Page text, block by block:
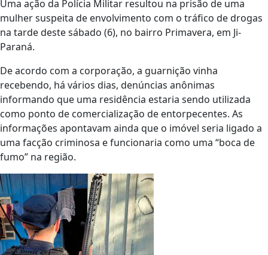
Uma ação da Polícia Militar resultou na prisão de uma
mulher suspeita de envolvimento com o tráfico de drogas
na tarde deste sábado (6), no bairro Primavera, em Ji-
Paraná.
De acordo com a corporação, a guarnição vinha
recebendo, há vários dias, denúncias anônimas
informando que uma residência estaria sendo utilizada
como ponto de comercialização de entorpecentes. As
informações apontavam ainda que o imóvel seria ligado a
uma facção criminosa e funcionaria como uma “boca de
fumo” na região.